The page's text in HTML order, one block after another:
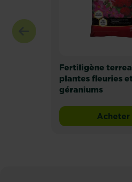
Fertiligène
plantes fleuries et
géraniums
Acheter